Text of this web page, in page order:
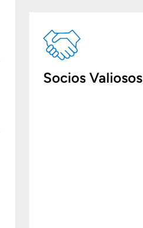
Socios Valiosos